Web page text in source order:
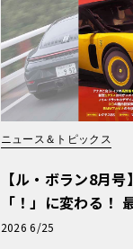
ニュース＆トピックス
【ル・ボラン8月
「！」に変わる！
「輸入車Q&A」
2026 6/25